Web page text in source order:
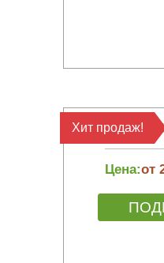
БАНЯ ИЗ
Цена:от
Хит продаж!